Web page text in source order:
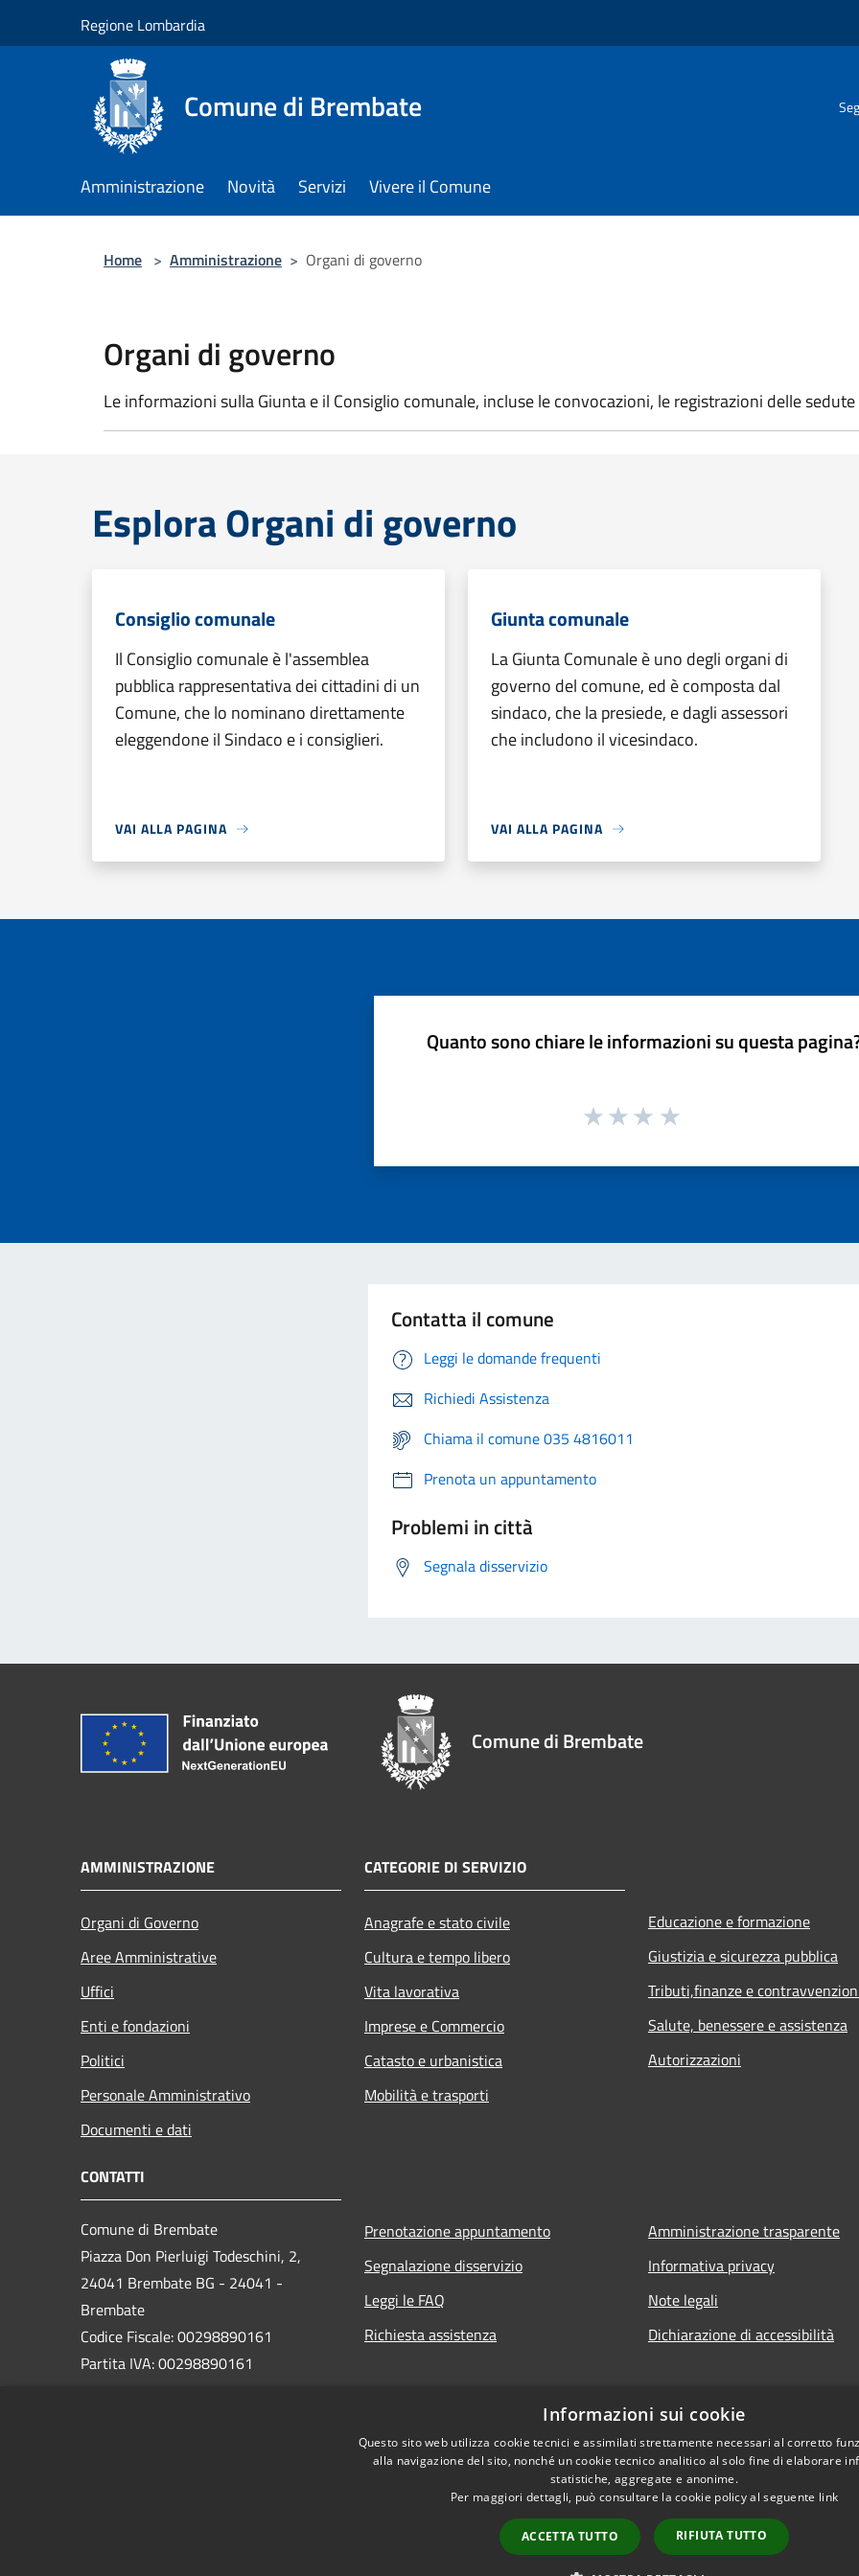
Regione Lombardia
Comune di Brembate
Amministrazione Novità Servizi Vivere il Comune
Home > Amministrazione > Organi di governo
Organi di governo
Le informazioni sulla Giunta e il Consiglio comunale, incluse le convocazioni, le registrazioni delle
Esplora Organi di governo
Consiglio comunale
Il Consiglio comunale è l'assemblea
pubblica rappresentativa dei cittadini di un
Comune, che lo nominano direttamente
eleggendone il Sindaco e i consiglieri.
VAI ALLA PAGINA
Giunta comunale
La Giunta Comunale è uno degli organi di
governo del comune, ed è composta dal
sindaco, che la presiede, e dagli assessori
che includono il vicesindaco.
VAI ALLA PAGINA
Quanto sono chiare le informazioni su questa
Contatta il comune
Leggi le domande frequenti
Richiedi Assistenza
Chiama il comune 035 4816011
Prenota un appuntamento
Problemi in città
Segnala disservizio
Comune di Brembate
AMMINISTRAZIONE
Organi di Governo
Aree Amministrative
Uffici
Enti e fondazioni
Politici
Personale Amministrativo
Documenti e dati
CATEGORIE DI SERVIZIO
Anagrafe e stato civile
Cultura e tempo libero
Vita lavorativa
Imprese e Commercio
Catasto e urbanistica
Mobilità e trasporti
Educazione e formazione
Giustizia e sicurezza pubblica
Tributi,finanze e
Salute, benessere e assistenza
Autorizzazioni
CONTATTI
Comune di Brembate
Piazza Don Pierluigi Todeschini, 2,
24041 Brembate BG - 24041 -
Brembate
Codice Fiscale: 00298890161
Partita IVA: 00298890161
Prenotazione appuntamento
Segnalazione disservizio
Leggi le FAQ
Richiesta assistenza
Amministrazione trasparente
Informativa privacy
Note legali
Dichiarazione di accessibilità
Informazioni sui cookie
Questo sito web utilizza cookie tecnici e assimilati strettamente necessari al corretto
alla navigazione del sito, nonché un cookie tecnico analitico al solo fine di elaborare
statistiche, aggregate e anonime.
Per maggiori dettagli, può consultare la cookie policy al seguente link
ACCETTA TUTTO RIFIUTA TUTTO